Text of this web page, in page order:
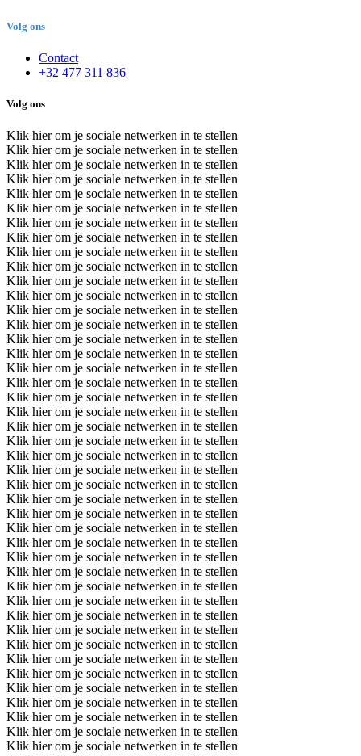
Volg ons
Contact
+32 477 311 836
Volg ons
Klik hier om je sociale netwerken in te stellen
Klik hier om je sociale netwerken in te stellen
Klik hier om je sociale netwerken in te stellen
Klik hier om je sociale netwerken in te stellen
Klik hier om je sociale netwerken in te stellen
Klik hier om je sociale netwerken in te stellen
Klik hier om je sociale netwerken in te stellen
Klik hier om je sociale netwerken in te stellen
Klik hier om je sociale netwerken in te stellen
Klik hier om je sociale netwerken in te stellen
Klik hier om je sociale netwerken in te stellen
Klik hier om je sociale netwerken in te stellen
Klik hier om je sociale netwerken in te stellen
Klik hier om je sociale netwerken in te stellen
Klik hier om je sociale netwerken in te stellen
Klik hier om je sociale netwerken in te stellen
Klik hier om je sociale netwerken in te stellen
Klik hier om je sociale netwerken in te stellen
Klik hier om je sociale netwerken in te stellen
Klik hier om je sociale netwerken in te stellen
Klik hier om je sociale netwerken in te stellen
Klik hier om je sociale netwerken in te stellen
Klik hier om je sociale netwerken in te stellen
Klik hier om je sociale netwerken in te stellen
Klik hier om je sociale netwerken in te stellen
Klik hier om je sociale netwerken in te stellen
Klik hier om je sociale netwerken in te stellen
Klik hier om je sociale netwerken in te stellen
Klik hier om je sociale netwerken in te stellen
Klik hier om je sociale netwerken in te stellen
Klik hier om je sociale netwerken in te stellen
Klik hier om je sociale netwerken in te stellen
Klik hier om je sociale netwerken in te stellen
Klik hier om je sociale netwerken in te stellen
Klik hier om je sociale netwerken in te stellen
Klik hier om je sociale netwerken in te stellen
Klik hier om je sociale netwerken in te stellen
Klik hier om je sociale netwerken in te stellen
Klik hier om je sociale netwerken in te stellen
Klik hier om je sociale netwerken in te stellen
Klik hier om je sociale netwerken in te stellen
Klik hier om je sociale netwerken in te stellen
Klik hier om je sociale netwerken in te stellen